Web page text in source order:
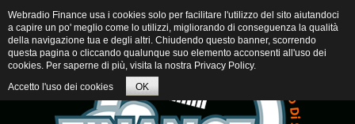
Webradio Finance usa i cookies solo per facilitare l'utilizzo del sito aiutandoci
a capire un po' meglio come lo utilizzi, migliorando di conseguenza la qualità
della navigazione tua e degli altri. Chiudendo questo banner, scorrendo
questa pagina o cliccando qualunque suo elemento acconsenti all'uso dei
cookies. Per saperne di più, visita la nostra Privacy Policy.
Accetto l'uso dei cookies
OK